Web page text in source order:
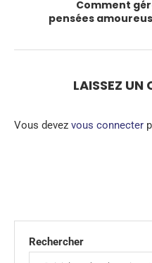
Comment
pensées
LAISSEZ UN
Vous devez vous connecter
Rechercher